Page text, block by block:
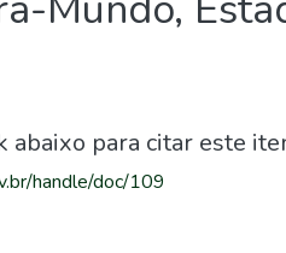
abaixo para citar este
handle/doc/109